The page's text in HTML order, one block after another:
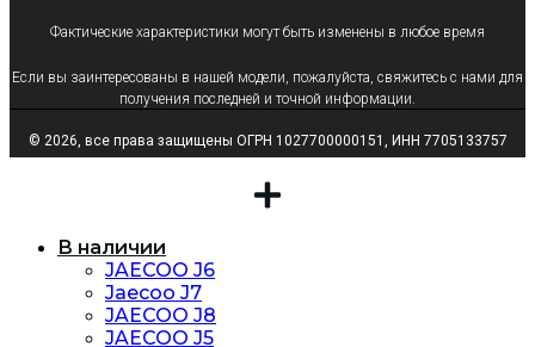
Фактические характеристики могут быть изменены в любое время
Если вы заинтересованы в нашей модели, пожалуйста, свяжитесь с нами для
получения последней и точной информации.
© 2026, все права защищены ОГРН 1027700000151, ИНН 7705133757
В наличии
JAECOO J6
Jaecoo J7
JAECOO J8
JAECOO J5